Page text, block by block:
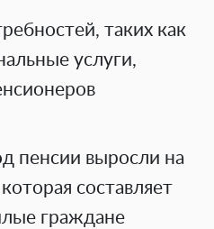
таких как
услуги,
пенсии выросли на
составляет
граждане